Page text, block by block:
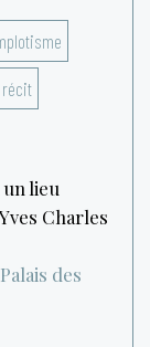
récit
lieu
Charles
des